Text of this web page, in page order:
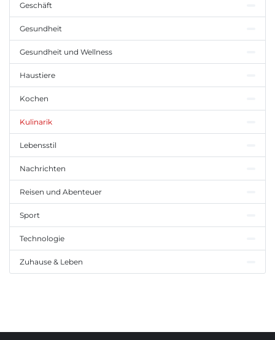
Geschäft
Gesundheit
Gesundheit und Wellness
Haustiere
Kochen
Kulinarik
Lebensstil
Nachrichten
Reisen und Abenteuer
Sport
Technologie
Zuhause & Leben